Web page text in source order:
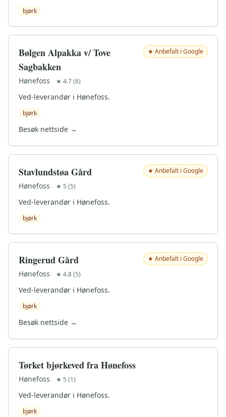
bjørk
Bølgen Alpakka v/ Tove
Sagbakken
Hønefoss ★ 4.7 (6)
★ Anbefalt i Google
Ved-leverandør i Hønefoss.
bjørk
Besøk nettside →
Stavlundstøa Gård
Hønefoss ★ 5 (5)
★ Anbefalt i Google
Ved-leverandør i Hønefoss.
bjørk
Ringerud Gård
Hønefoss ★ 4.8 (5)
★ Anbefalt i Google
Ved-leverandør i Hønefoss.
bjørk
Besøk nettside →
Tørket bjørkeved fra Hønefoss
Hønefoss ★ 5 (1)
Ved-leverandør i Hønefoss.
bjørk